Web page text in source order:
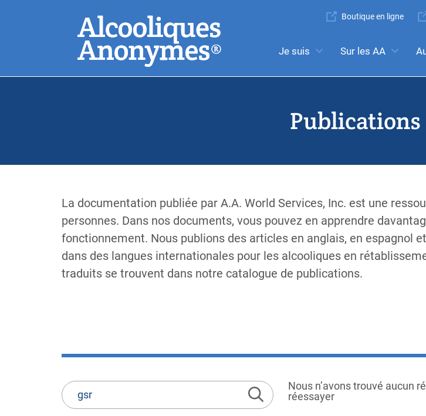
Recherchez
Souvent recherché:
Super
Navigation
Boutique en ligne
Mega
Menu
Je suis Sur les AA
Publications
La documentation publiée par A.A. World Services, Inc. est une
personnes. Dans nos documents, vous pouvez en apprendre
fonctionnement. Nous publions des articles en anglais, en espagnol
dans des langues internationales pour les alcooliques en
traduits se trouvent dans notre catalogue de publications.
Literature
Listing
Nous n’avons trouvé aucun
réessayer